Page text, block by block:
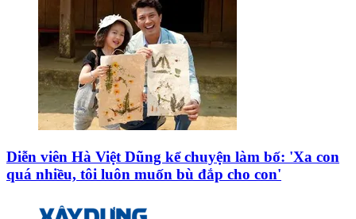
Diễn viên Hà Việt Dũng kể chuyện làm bố: 'Xa con
quá nhiều, tôi luôn muốn bù đắp cho con'